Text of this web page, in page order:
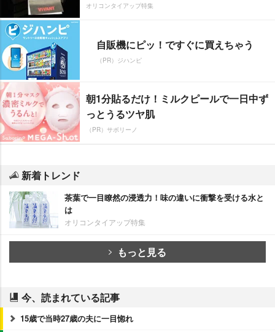
オリコンタイアップ特集
自販機にピッ！ですぐに買えちゃう
（PR）ジハンピ
朝1分貼るだけ！ミルクピールで一日中ず
っとうるツヤ肌
（PR）サボリーノ
新着トレンド
茶葉で一目瞭然の浸透力！味の違いに衝撃を受ける水と
は
オリコンタイアップ特集
もっと見る
今、読まれている記事
15歳で当時27歳の夫に一目惚れ